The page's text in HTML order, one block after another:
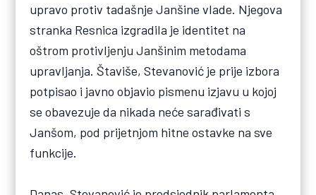
upravo protiv tadašnje Janšine vlade. Njegova
stranka Resnica izgradila je identitet na
oštrom protivljenju Janšinim metodama
upravljanja. Štaviše, Stevanović je prije izbora
potpisao i javno objavio pismenu izjavu u kojoj
se obavezuje da nikada neće sarađivati s
Janšom, pod prijetnjom hitne ostavke na sve
funkcije.